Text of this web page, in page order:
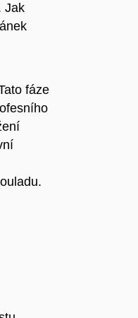
Jak
fáze